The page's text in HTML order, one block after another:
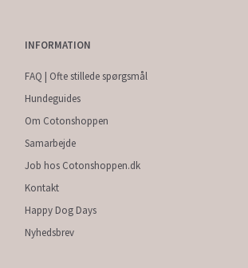
INFORMATION
FAQ | Ofte stillede spørgsmål
Hundeguides
Om Cotonshoppen
Samarbejde
Job hos Cotonshoppen.dk
Kontakt
Happy Dog Days
Nyhedsbrev